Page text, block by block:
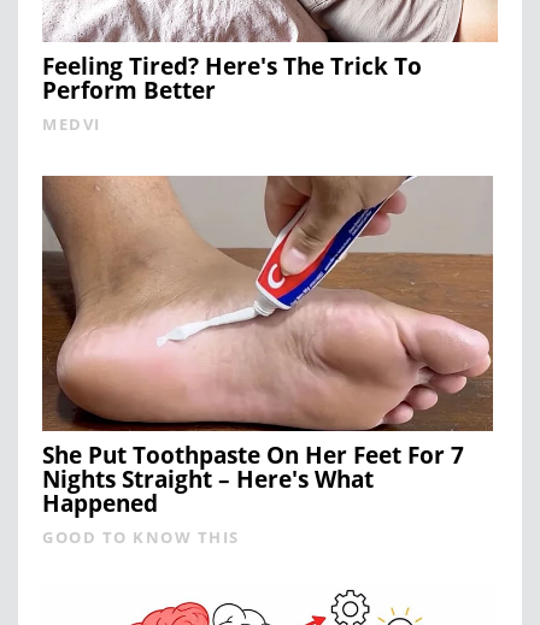
Feeling Tired? Here's The Trick To
Perform Better
MEDVI
She Put Toothpaste On Her Feet For 7
Nights Straight – Here's What
Happened
GOOD TO KNOW THIS